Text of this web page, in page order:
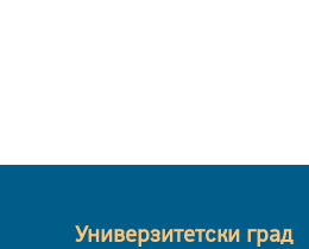
Универзитетски град